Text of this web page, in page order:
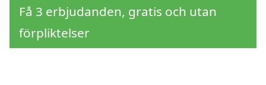
Få 3 erbjudanden, gratis och utan
förpliktelser